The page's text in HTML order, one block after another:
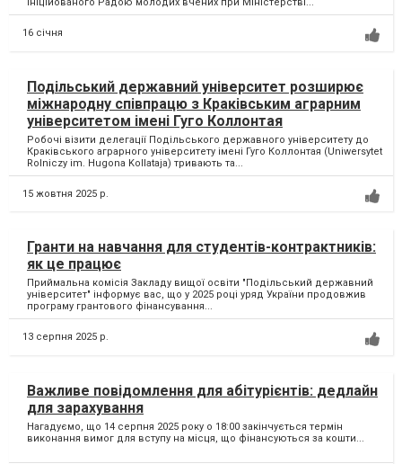
16 січня
Подільський державний університет розширює
міжнародну співпрацю з Краківським аграрним
університетом імені Гуго Коллонтая
Робочі візити делегації Подільського державного університету до
Краківського аграрного університету імені Гуго Коллонтая (Uniwersytet
Rolniczy im. Hugona Kollataja) тривають та...
15 жовтня 2025 р.
Гранти на навчання для студентів-контрактників:
як це працює
Приймальна комісія Закладу вищої освіти "Подільський державний
університет" інформує вас, що у 2025 році уряд України продовжив
програму грантового фінансування...
13 серпня 2025 р.
Важливе повідомлення для абітурієнтів: дедлайн
для зарахування
Нагадуємо, що 14 серпня 2025 року о 18:00 закінчується термін
виконання вимог для вступу на місця, що фінансуються за кошти...